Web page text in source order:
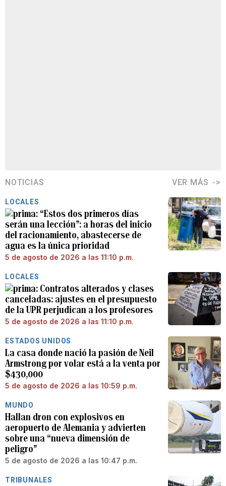
NOTICIAS VER MÁS
LOCALES
“Estos dos primeros días
serán una lección”: a horas del inicio
del racionamiento, abastecerse de
agua es la única prioridad
5 de agosto de 2026 a las 11:10 p.m.
LOCALES
Contratos alterados y clases
canceladas: ajustes en el presupuesto
de la UPR perjudican a los profesores
5 de agosto de 2026 a las 11:10 p.m.
ESTADOS UNIDOS
La casa donde nació la pasión de Neil
Armstrong por volar está a la venta por
$430,000
5 de agosto de 2026 a las 10:59 p.m.
MUNDO
Hallan dron con explosivos en
aeropuerto de Alemania y advierten
sobre una “nueva dimensión de
peligro”
5 de agosto de 2026 a las 10:47 p.m.
TRIBUNALES